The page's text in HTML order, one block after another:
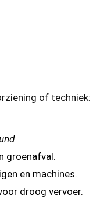
of techniek:
groenafval.
en machines.
droog vervoer.